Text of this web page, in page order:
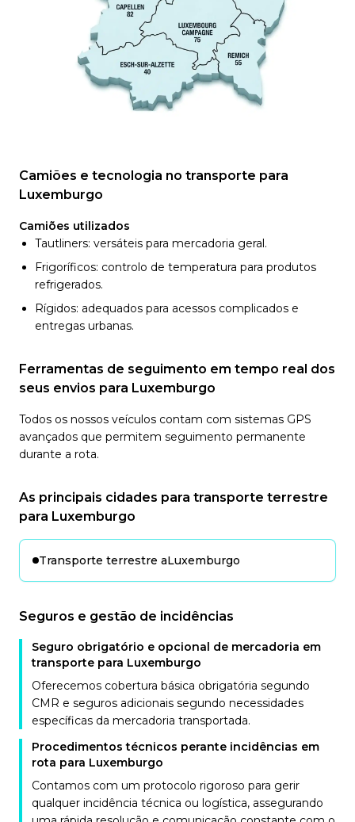
Camiões e tecnologia no transporte para
Luxemburgo
Camiões utilizados
Tautliners: versáteis para mercadoria geral.
Frigoríficos: controlo de temperatura para produtos
refrigerados.
Rígidos: adequados para acessos complicados e
entregas urbanas.
Ferramentas de seguimento em tempo real dos
seus envios para Luxemburgo
Todos os nossos veículos contam com sistemas GPS
avançados que permitem seguimento permanente
durante a rota.
As principais cidades para transporte terrestre
para Luxemburgo
Transporte terrestre aLuxemburgo
Seguros e gestão de incidências
Seguro obrigatório e opcional de mercadoria em
transporte para Luxemburgo
Oferecemos cobertura básica obrigatória segundo
CMR e seguros adicionais segundo necessidades
específicas da mercadoria transportada.
Procedimentos técnicos perante incidências em
rota para Luxemburgo
Contamos com um protocolo rigoroso para gerir
qualquer incidência técnica ou logística, assegurando